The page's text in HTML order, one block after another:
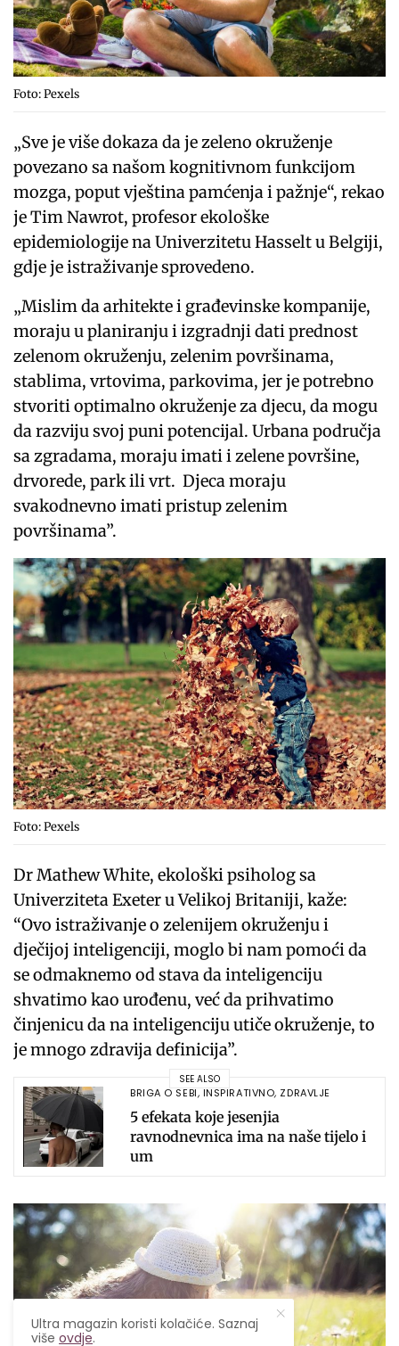
Foto: Pexels
„Sve je više dokaza da je zeleno okruženje
povezano sa našom kognitivnom funkcijom
mozga, poput vještina pamćenja i pažnje“, rekao
je Tim Nawrot, profesor ekološke
epidemiologije na Univerzitetu Hasselt u Belgiji,
gdje je istraživanje sprovedeno.
„Mislim da arhitekte i građevinske kompanije,
moraju u planiranju i izgradnji dati prednost
zelenom okruženju, zelenim površinama,
stablima, vrtovima, parkovima, jer je potrebno
stvoriti optimalno okruženje za djecu, da mogu
da razviju svoj puni potencijal. Urbana područja
sa zgradama, moraju imati i zelene površine,
drvorede, park ili vrt. Djeca moraju
svakodnevno imati pristup zelenim
površinama”.
Foto: Pexels
Dr Mathew White, ekološki psiholog sa
Univerziteta Exeter u Velikoj Britaniji, kaže:
“Ovo istraživanje o zelenijem okruženju i
dječijoj inteligenciji, moglo bi nam pomoći da
se odmaknemo od stava da inteligenciju
shvatimo kao urođenu, već da prihvatimo
činjenicu da na inteligenciju utiče okruženje, to
je mnogo zdravija definicija”.
SEE ALSO
BRIGA O SEBI, INSPIRATIVNO, ZDRAVLJE
5 efekata koje jesenjia
ravnodnevnica ima na naše tijelo i
um
Ultra magazin koristi kolačiće. Saznaj
višeovdje.